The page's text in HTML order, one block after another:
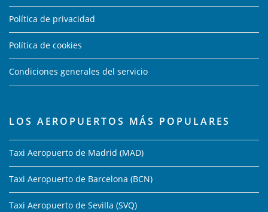
Política de privacidad
Política de cookies
Condiciones generales del servicio
LOS AEROPUERTOS MÁS POPULARES
Taxi Aeropuerto de Madrid (MAD)
Taxi Aeropuerto de Barcelona (BCN)
Taxi Aeropuerto de Sevilla (SVQ)